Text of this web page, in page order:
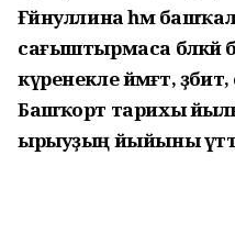
Ғәйнуллина һәм
сағыштырмаса
күренекле йәмәғәт,
Башҡорт тарихы
ырыуҙың йыйыны